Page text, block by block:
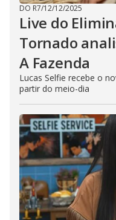
DO R7/12/12/2025
Live do
Tornado
A Fazenda
Lucas Selfie recebe o
partir do meio-dia